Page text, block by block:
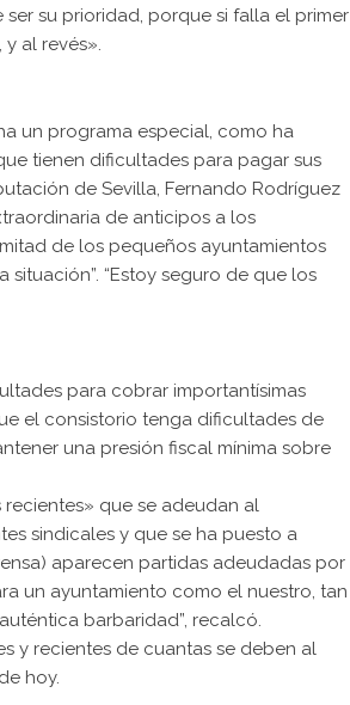
su prioridad, porque si falla el primer
al revés».
un programa especial, como ha
tienen dificultades para pagar sus
de Sevilla, Fernando Rodríguez
de anticipos a los
de los pequeños ayuntamientos
“Estoy seguro de que los
para cobrar importantísimas
el consistorio tenga dificultades de
una presión fiscal mínima sobre
que se adeudan al
sindicales y que se ha puesto a
aparecen partidas adeudadas por
un ayuntamiento como el nuestro, tan
barbaridad”, recalcó.
y recientes de cuantas se deben al
hoy.